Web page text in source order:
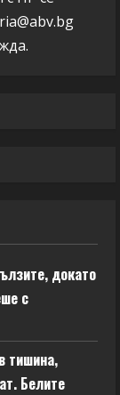
докато
с
тишина,
Белите